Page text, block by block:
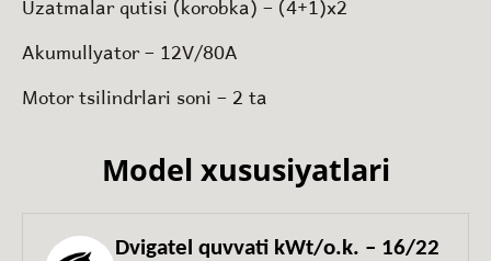
Akumullyator – 12V/80A
Motor tsilindrlari soni – 2 ta
Model xususiyatlari
Dvigatel quvvati kWt/o.k. – 16/22